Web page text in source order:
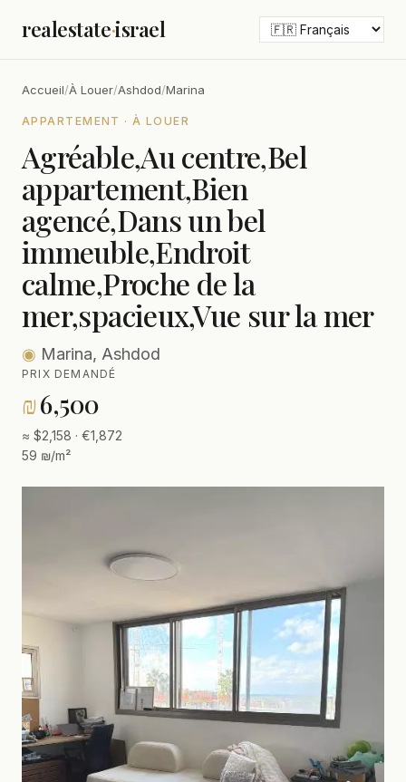
realestate·israel
Accueil/À Louer/Ashdod/Marina
APPARTEMENT · À LOUER
Agréable,Au centre,Bel
appartement,Bien
agencé,Dans un bel
immeuble,Endroit
calme,Proche de la
mer,spacieux,Vue sur la mer
◉ Marina, Ashdod
PRIX DEMANDÉ
₪6,500
≈ $2,158 · €1,872
59 ₪/m²